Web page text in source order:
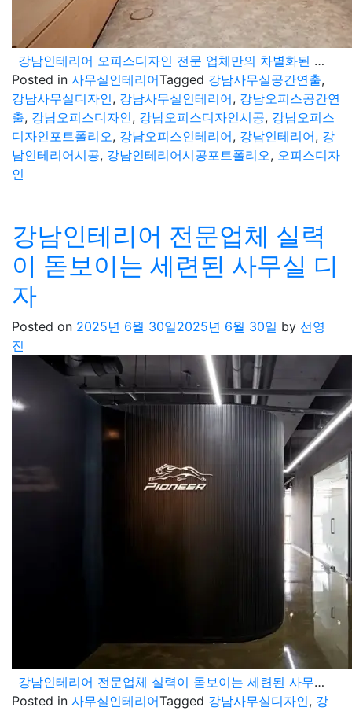
강남인테리어 오피스디자인 전문 업체만의 차별화된 공간 연출 시공 포트폴리오
Posted in 사무실인테리어Tagged 강남사무실공간연출,
강남사무실디자인, 강남사무실인테리어, 강남오피스공간연
출, 강남오피스디자인, 강남오피스디자인시공, 강남오피스
디자인포트폴리오, 강남오피스인테리어, 강남인테리어, 강
남인테리어시공, 강남인테리어시공포트폴리오, 오피스디자
인
강남인테리어 전문업체 실력
이 돋보이는 세련된 사무실 디
자
Posted on 2025년 6월 30일2025년 6월 30일 by 선영
진
강남인테리어 전문업체 실력이 돋보이는 세련된 사무실 디자
Posted in 사무실인테리어Tagged 강남사무실디자인, 강